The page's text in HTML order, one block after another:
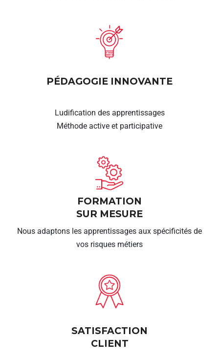
PÉDAGOGIE INNOVANTE
Ludification des apprentissages
Méthode active et participative
FORMATION
SUR MESURE
Nous adaptons les apprentissages aux spécificités de
vos risques métiers
SATISFACTION
CLIENT